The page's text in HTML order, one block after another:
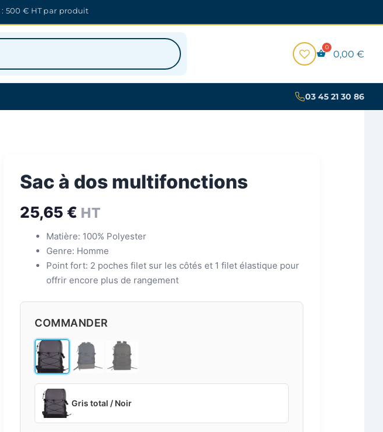
500 € HT par produit
0,00 €
03 45 21 30 86
Sac à dos multifonctions
25,65 € HT
Matière: 100% Polyester
Genre: Homme
Point fort: 2 poches filet sur les côtés et 1 filet élastique pour
offrir encore plus de rangement
COMMANDER
Gris total / Noir